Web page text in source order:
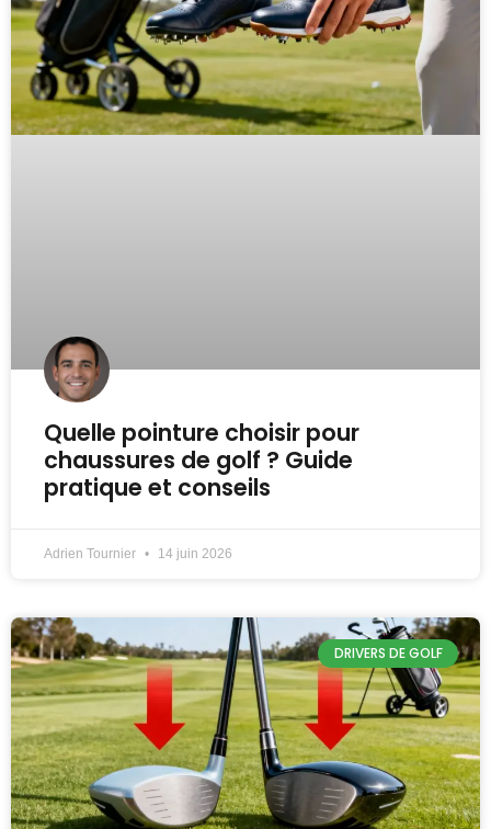
Quelle pointure choisir pour
chaussures de golf ? Guide
pratique et conseils
Adrien Tournier 14 juin 2026
DRIVERS DE GOLF